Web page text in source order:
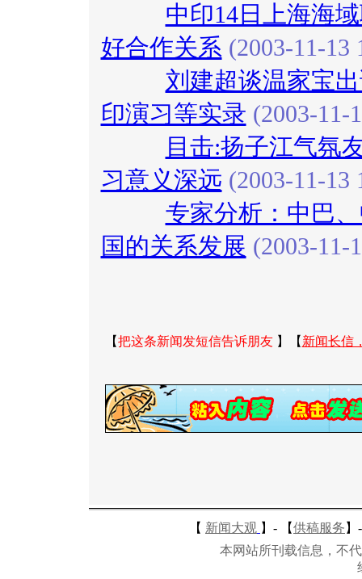
中印14日上海海
好合作关系 (2003-11-13
刘建超谈温家宝
印演习等实录 (2003-11-
目击:扬子江气氛
习意义深远 (2003-11-13
专家分析：中巴
国的关系发展 (2003-11-
【把这条新闻发短信告诉朋友】【 新闻长信
【 新闻大观 】- 【供稿服务 】-
本网站所刊载信息，不